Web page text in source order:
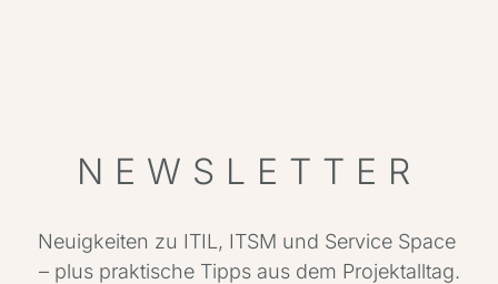
NEWSLETTER
Neuigkeiten zu ITIL, ITSM und Service Space
– plus praktische Tipps aus dem Projektalltag.